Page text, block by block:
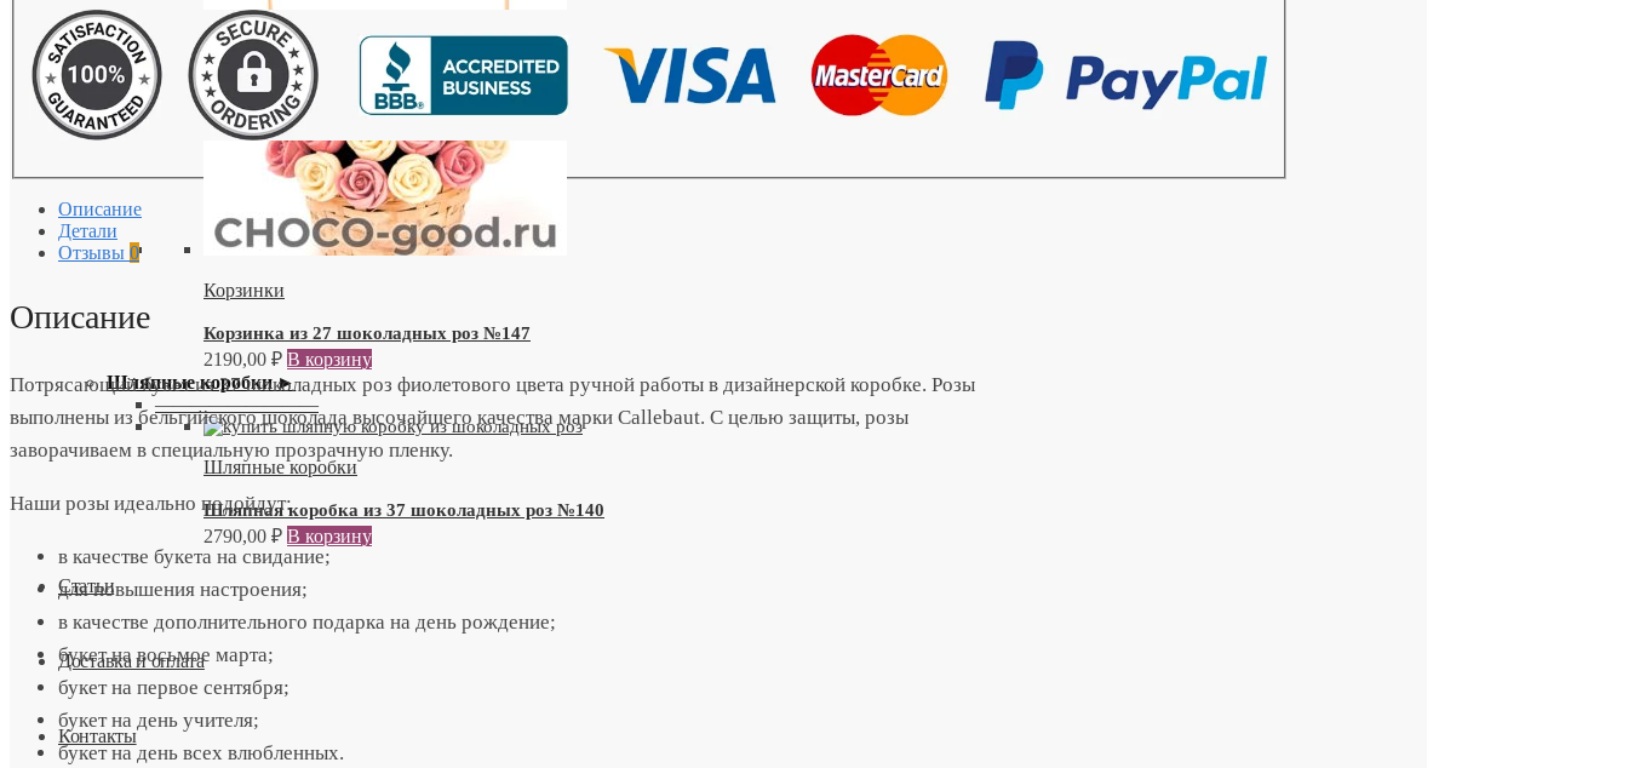
Корзинки
Корзинка из 27 шоколадных роз №147
2190,00 ₽ В корзину
Шляпные коробки ►
—————————
Шляпные коробки
Шляпная коробка из 37 шоколадных роз №140
2790,00 ₽ В корзину
Статьи
Доставка и оплата
Контакты
Описание
Детали
Отзывы 0
Описание
Потрясающий букет из 37 шоколадных роз фиолетового цвета ручной работы в дизайнерской коробке. Розы
выполнены из бельгийского шоколада высочайшего качества марки Callebaut. С целью защиты, розы
заворачиваем в специальную прозрачную пленку.
Наши розы идеально подойдут:
в качестве букета на свидание;
для повышения настроения;
в качестве дополнительного подарка на день рождение;
букет на восьмое марта;
букет на первое сентября;
букет на день учителя;
букет на день всех влюбленных.